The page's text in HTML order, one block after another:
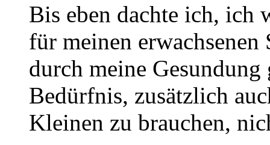
Bis eben dachte ich, ich
für meinen
durch meine
Bedürfnis, zusätzlich
Kleinen zu brauchen,